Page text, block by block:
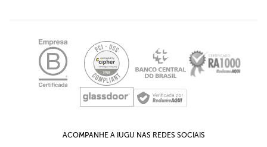
Relações com investidores
Materiais Ricos
Plug-in para OpenCart
Plug-in para WHMCS
LGPD - Comunicado
Educação Financeira para empresas
ACOMPANHE A IUGU NAS REDES SOCIAIS